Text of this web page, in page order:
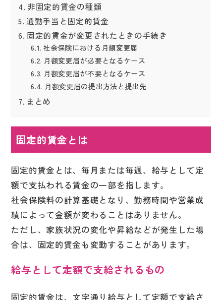
非固定的賃金の種類
通勤手当と固定的賃金
固定的賃金が変更されたときの手続き
社会保険における月額変更届
月額変更届が必要となるケース
月額変更届が不要となるケース
月額変更届の提出方法と提出先
まとめ
固定的賃金とは
固定的賃金とは、毎月または毎週、給与として定
額で支払われる賃金の一部を指します。
社会保険料の計算基礎となり、勤務時間や営業成
績によって金額が変わることはありません。
ただし、家族状況の変化や昇給などが発生した場
合は、固定的賃金も変動することがあります。
給与として定額で支給されるもの
固定的賃金は、文字通り給与として定額で支給さ